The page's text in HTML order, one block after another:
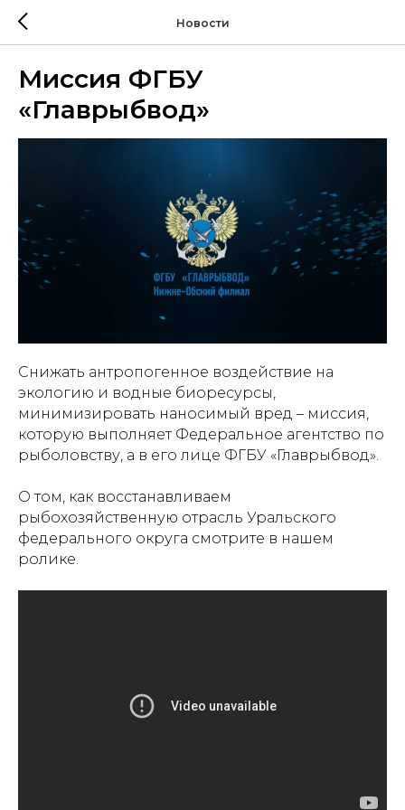
Новости
Миссия ФГБУ
«Главрыбвод»
Снижать антропогенное воздействие на
экологию и водные биоресурсы,
минимизировать наносимый вред – миссия,
которую выполняет Федеральное агентство по
рыболовству, а в его лице ФГБУ «Главрыбвод».
О том, как восстанавливаем
рыбохозяйственную отрасль Уральского
федерального округа смотрите в нашем
ролике.